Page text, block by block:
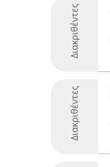
Διακριθέντες
Διακριθέντες